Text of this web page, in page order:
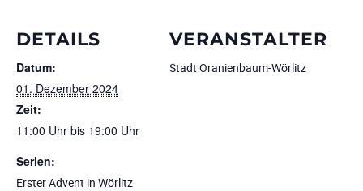
DETAILS
Datum:
01. Dezember 2024
Zeit:
11:00 Uhr bis 19:00 Uhr
Serien:
Erster Advent in Wörlitz
VERANSTALTER
Stadt Oranienbaum-Wörlitz